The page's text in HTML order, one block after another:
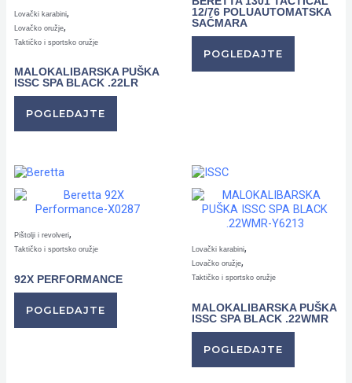
Lovački karabini,
Lovačko oružje,
Taktičko i sportsko oružje
MALOKALIBARSKA PUŠKA
ISSC SPA BLACK .22LR
POGLEDAJTE
12/76 POLUAUTOMATSKA
SAČMARA
POGLEDAJTE
Pištolji i revolveri,
Taktičko i sportsko oružje
92X PERFORMANCE
POGLEDAJTE
Lovački karabini,
Lovačko oružje,
Taktičko i sportsko oružje
MALOKALIBARSKA PUŠKA
ISSC SPA BLACK .22WMR
POGLEDAJTE